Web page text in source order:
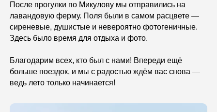
После прогулки по Микулову мы отправились на
лавандовую ферму. Поля были в самом расцвете —
сиреневые, душистые и невероятно фотогеничные.
Здесь было время для отдыха и фото.
Благодарим всех, кто был с нами! Впереди ещё
больше поездок, и мы с радостью ждём вас снова —
ведь лето только начинается!